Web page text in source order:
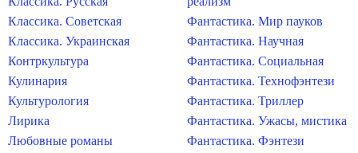
Классика. Советская
Классика. Украинская
Контркультура
Кулинария
Культурология
Лирика
Любовные романы
Фантастика. Мир пауков
Фантастика. Научная
Фантастика. Социальная
Фантастика. Технофэнтези
Фантастика. Триллер
Фантастика. Ужасы, мистика
Фантастика. Фэнтези